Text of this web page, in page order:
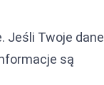
Jeśli Twoje dane
są